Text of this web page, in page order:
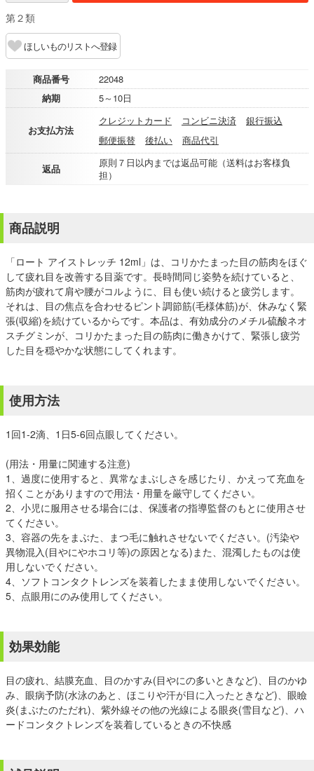
第２類
ほしいものリストへ登録
商品番号
22048
納期
5～10日
お支払方法
クレジットカード コンビニ決済
銀行振込
郵便振替
後払い 商品代引
返品
原則７日以内までは返品可能（送料はお客様負
担）
商品説明
「ロート アイストレッチ 12ml」は、コリかたまった目の筋肉をほぐ
して疲れ目を改善する目薬です。長時間同じ姿勢を続けていると、
筋肉が疲れて肩や腰がコルように、目も使い続けると疲労します。
それは、目の焦点を合わせるピント調節筋(毛様体筋)が、休みなく緊
張(収縮)を続けているからです。本品は、有効成分のメチル硫酸ネオ
スチグミンが、コリかたまった目の筋肉に働きかけて、緊張し疲労
した目を穏やかな状態にしてくれます。
使用方法
1回1-2滴、1日5-6回点眼してください。
(用法・用量に関連する注意)
1、過度に使用すると、異常なまぶしさを感じたり、かえって充血を
招くことがありますので用法・用量を厳守してください。
2、小児に服用させる場合には、保護者の指導監督のもとに使用させ
てください。
3、容器の先をまぶた、まつ毛に触れさせないでください。(汚染や
異物混入(目やにやホコリ等)の原因となる)また、混濁したものは使
用しないでください。
4、ソフトコンタクトレンズを装着したまま使用しないでください。
5、点眼用にのみ使用してください。
効果効能
目の疲れ、結膜充血、目のかすみ(目やにの多いときなど)、目のかゆ
み、眼病予防(水泳のあと、ほこりや汗が目に入ったときなど)、眼瞼
炎(まぶたのただれ)、紫外線その他の光線による眼炎(雪目など)、ハ
ードコンタクトレンズを装着しているときの不快感